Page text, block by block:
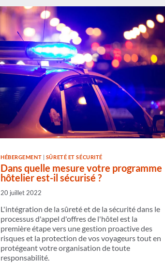
DES
FEMMES
VOYAGEUSES
D'AFFAIRES
–
ÉPISODE
2
HÉBERGEMENT | SÛRETÉ ET SÉCURITÉ
Dans quelle mesure votre programme
hôtelier est-il sécurisé ?
20 juillet 2022
L'intégration de la sûreté et de la sécurité dans le
processus d'appel d'offres de l'hôtel est la
première étape vers une gestion proactive des
risques et la protection de vos voyageurs tout en
protégeant votre organisation de toute
responsabilité.